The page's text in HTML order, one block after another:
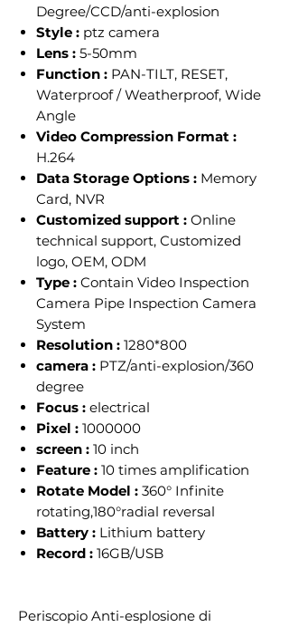
Degree/CCD/anti-explosion
Style : ptz camera
Lens : 5-50mm
Function : PAN-TILT, RESET,
Waterproof / Weatherproof, Wide
Angle
Video Compression Format :
H.264
Data Storage Options : Memory
Card, NVR
Customized support : Online
technical support, Customized
logo, OEM, ODM
Type : Contain Video Inspection
Camera Pipe Inspection Camera
System
Resolution : 1280*800
camera : PTZ/anti-explosion/360
degree
Focus : electrical
Pixel : 1000000
screen : 10 inch
Feature : 10 times amplification
Rotate Model : 360° Infinite
rotating,180°radial reversal
Battery : Lithium battery
Record : 16GB/USB
Periscopio Anti-esplosione di